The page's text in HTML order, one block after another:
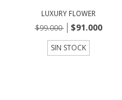
LUXURY FLOWER
$99.000 $91.000
SIN STOCK